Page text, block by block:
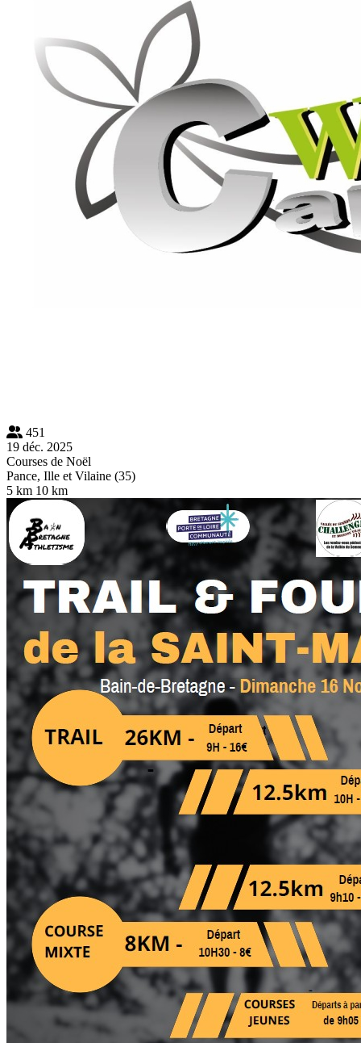
451
19 déc. 2025
Courses de Noël
Pance, Ille et Vilaine (35)
5 km 10 km